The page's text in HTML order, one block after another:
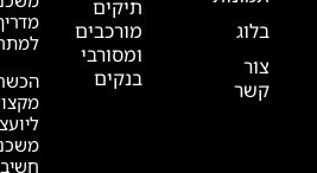
תיקים
מורכבים
ומסורבי
בנקים
בלוג
צור
קשר